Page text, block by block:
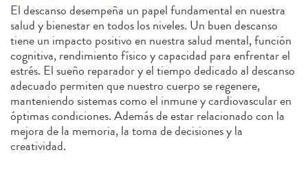
El descanso desempeña un papel fundamental en nuestra
salud y bienestar en todos los niveles. Un buen descanso
tiene un impacto positivo en nuestra salud mental, función
cognitiva, rendimiento físico y capacidad para enfrentar el
estrés. El sueño reparador y el tiempo dedicado al descanso
adecuado permiten que nuestro cuerpo se regenere,
manteniendo sistemas como el inmune y cardiovascular en
óptimas condiciones. Además de estar relacionado con la
mejora de la memoria, la toma de decisiones y la
creatividad.